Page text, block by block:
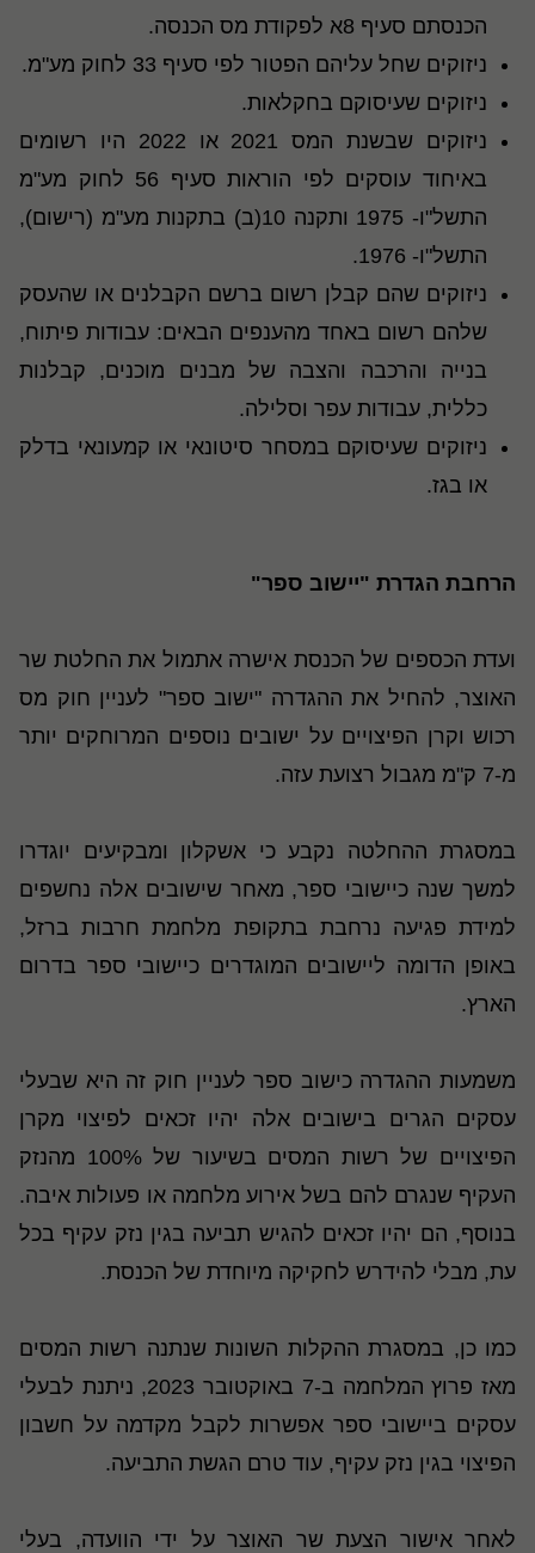
הכנסתם סעיף 8א לפקודת מס הכנסה.
ניזוקים שחל עליהם הפטור לפי סעיף 33 לחוק מע"מ.
ניזוקים שעיסוקם בחקלאות.
ניזוקים שבשנת המס 2021 או 2022 היו רשומים
באיחוד עוסקים לפי הוראות סעיף 56 לחוק מע"מ
התשל"ו- 1975 ותקנה 10(ב) בתקנות מע"מ (רישום),
התשל"ו- 1976.
ניזוקים שהם קבלן רשום ברשם הקבלנים או שהעסק
שלהם רשום באחד מהענפים הבאים: עבודות פיתוח,
בנייה והרכבה והצבה של מבנים מוכנים, קבלנות
כללית, עבודות עפר וסלילה.
ניזוקים שעיסוקם במסחר סיטונאי או קמעונאי בדלק
או בגז.
הרחבת הגדרת "יישוב ספר"
ועדת הכספים של הכנסת אישרה אתמול את החלטת שר
האוצר, להחיל את ההגדרה "ישוב ספר" לעניין חוק מס
רכוש וקרן הפיצויים על ישובים נוספים המרוחקים יותר
מ-7 ק"מ מגבול רצועת עזה.
במסגרת ההחלטה נקבע כי אשקלון ומבקיעים יוגדרו
למשך שנה כיישובי ספר, מאחר שישובים אלה נחשפים
למידת פגיעה נרחבת בתקופת מלחמת חרבות ברזל,
באופן הדומה ליישובים המוגדרים כיישובי ספר בדרום
הארץ.
משמעות ההגדרה כישוב ספר לעניין חוק זה היא שבעלי
עסקים הגרים בישובים אלה יהיו זכאים לפיצוי מקרן
הפיצויים של רשות המסים בשיעור של 100% מהנזק
העקיף שנגרם להם בשל אירוע מלחמה או פעולות איבה.
בנוסף, הם יהיו זכאים להגיש תביעה בגין נזק עקיף בכל
עת, מבלי להידרש לחקיקה מיוחדת של הכנסת.
כמו כן, במסגרת ההקלות השונות שנתנה רשות המסים
מאז פרוץ המלחמה ב-7 באוקטובר 2023, ניתנת לבעלי
עסקים ביישובי ספר אפשרות לקבל מקדמה על חשבון
הפיצוי בגין נזק עקיף, עוד טרם הגשת התביעה.
לאחר אישור הצעת שר האוצר על ידי הוועדה, בעלי